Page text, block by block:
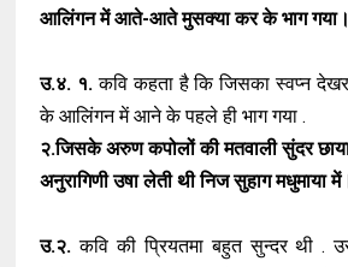
आलिंगन में आते-आते मुसक्या कर के भाग गया।
उ.४. १. कवि कहता है कि जिसका स्वप्न
के आलिंगन में आने के पहले ही भाग गया .
२.जिसके अरुण कपोलों की मतवाली सुंदर
अनुरागिणी उषा लेती थी निज सुहाग मधुमाया
उ.२. कवि की प्रियतमा बहुत सुन्दर थी .